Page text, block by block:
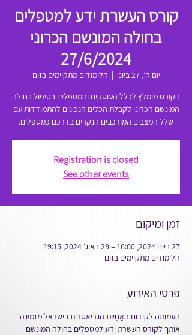
קורס העשרת ידע למטפלים
בחולה המונשם הכרוני
27/6/2024
יום ה׳, 27 ביוני
  |
הלימודים מתקיימים בזום
הקורס מומלץ לכלל העוסקים והמטפלים בטיפול בחולה
המונשם הכרוני לקבלת הכלים הנכונים להתמודדות עם
שלל המצבים המורכבים הנקרים בדרכם כמטפלים.
Registration is closed
See other events
זמן ומיקום
27 ביוני 2024, 16:00 – 29 באוג׳ 2024, 19:15
הלימודים מתקיימים בזום
פרטי האירוע
העמותה לקידום האֲחָיוּת הגריאטרית בישראל מזמינה
אותך לקורס העשרת ידע למטפלים בחולה המונשם